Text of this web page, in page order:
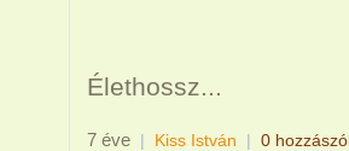
Élethossz...
7 éve | Kiss István | 0